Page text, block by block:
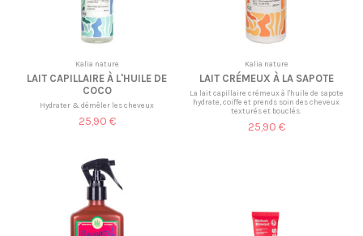
Kalia nature
LAIT CAPILLAIRE À L'HUILE DE
COCO
Hydrater & démêler les cheveux
25,90 €
Kalia nature
LAIT CRÉMEUX À LA SAPOTE
La lait capillaire crémeux à l'huile de sapote
hydrate, coiffe et prends soin des cheveux
texturés et bouclés.
25,90 €